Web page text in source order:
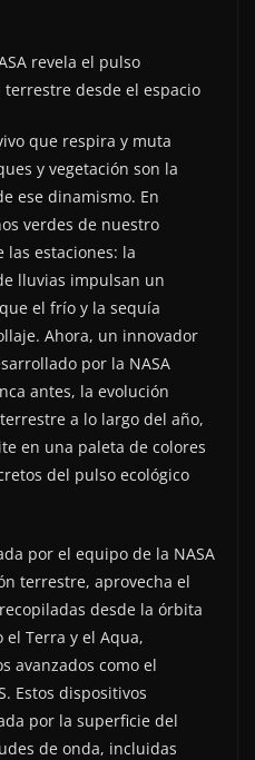
que respira y muta
y vegetación son la
ese dinamismo. En
verdes de nuestro
estaciones: la
lluvias impulsan un
el frío y la sequía
Ahora, un innovador
por la NASA
antes, la evolución
a lo largo del año,
en una paleta de colores
del pulso ecológico
por el equipo de la NASA
terrestre, aprovecha el
desde la órbita
Terra y el Aqua,
avanzados como el
Estos dispositivos
por la superficie del
de onda, incluidas